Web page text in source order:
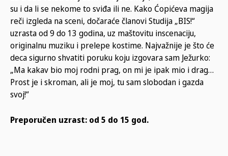
su i da li se nekome to sviđa ili ne. Kako Ćopićeva magija
reči izgleda na sceni, dočaraće članovi Studija „BIS!“
uzrasta od 9 do 13 godina, uz maštovitu inscenaciju,
originalnu muziku i prelepe kostime. Najvažnije je što će
deca sigurno shvatiti poruku koju izgovara sam Ježurko:
„Ma kakav bio moj rodni prag, on mi je ipak mio i drag…
Prost je i skroman, ali je moj, tu sam slobodan i gazda
svoj!“
Preporučen uzrast: od 5 do 15 god.